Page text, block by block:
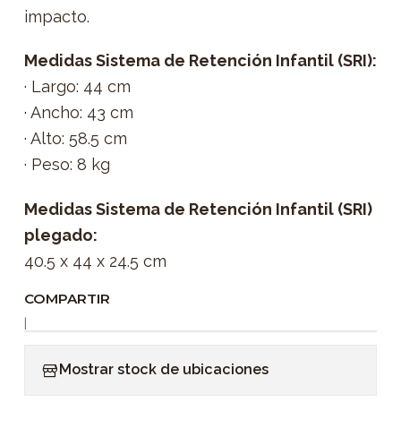
impacto.
Medidas Sistema de Retención Infantil (SRI):
· Largo: 44 cm
· Ancho: 43 cm
· Alto: 58.5 cm
· Peso: 8 kg
Medidas Sistema de Retención Infantil (SRI)
plegado:
40.5 x 44 x 24.5 cm
COMPARTIR
Mostrar stock de ubicaciones